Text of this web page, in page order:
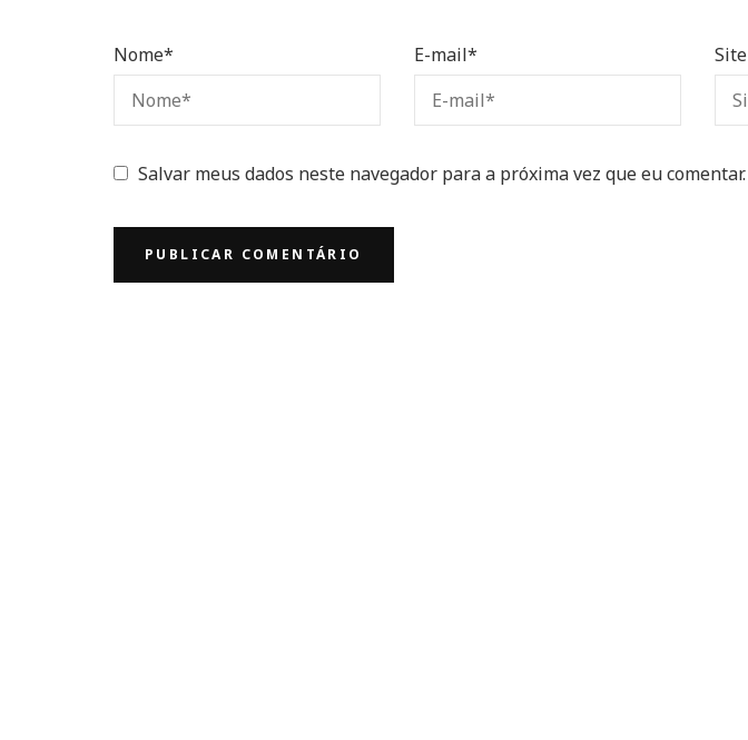
Nome* E-mail* Site
Salvar meus dados neste navegador para a próxima vez que eu comentar.